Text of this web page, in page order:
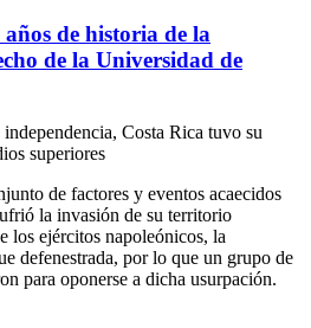
de historia de la
de la Universidad de
independencia, Costa Rica tuvo su
superiores
de factores y eventos acaecidos
la invasión de su territorio
los ejércitos napoleónicos, la
defenestrada, por lo que un grupo de
para oponerse a dicha usurpación.